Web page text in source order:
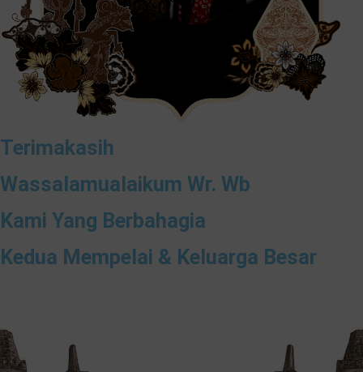
Terimakasih
Wassalamualaikum Wr. Wb
Kami Yang Berbahagia
Kedua Mempelai & Keluarga Besar